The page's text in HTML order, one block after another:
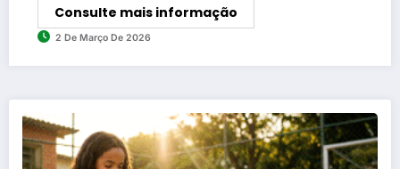
Consulte mais informação
2 De Março De 2026